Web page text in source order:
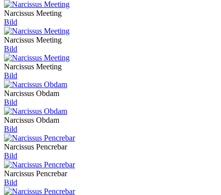
Narcissus Meeting
Bild
Narcissus Meeting
Bild
Narcissus Meeting
Bild
Narcissus Obdam
Bild
Narcissus Obdam
Bild
Narcissus Pencrebar
Bild
Narcissus Pencrebar
Bild